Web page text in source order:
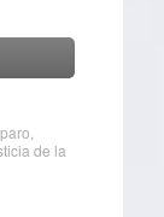
de la